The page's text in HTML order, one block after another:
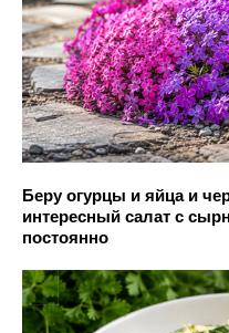
Беру огурцы и яйца и
интересный салат с
постоянно